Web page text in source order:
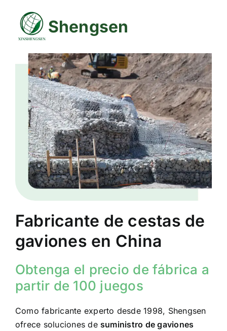
content
Shengsen
Fabricante de cestas de
gaviones en China
Obtenga el precio de fábrica a
partir de 100 juegos
Como fabricante experto desde 1998, Shengsen
ofrece soluciones de suministro de gaviones